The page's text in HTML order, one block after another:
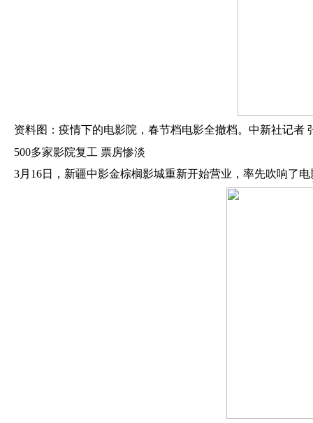
资料图：疫情下的电影院，春节档电影全撤档。中新社记者
500多家影院复工 票房惨淡
3月16日，新疆中影金棕榈影城重新开始营业，率先吹响了